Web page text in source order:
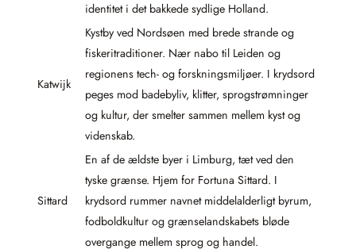
identitet i det bakkede sydlige Holland.
Katwijk
Kystby ved Nordsøen med brede strande og
fiskeritraditioner. Nær nabo til Leiden og
regionens tech- og forskningsmiljøer. I krydsord
peges mod badebyliv, klitter, sprogstrømninger
og kultur, der smelter sammen mellem kyst og
videnskab.
Sittard
En af de ældste byer i Limburg, tæt ved den
tyske grænse. Hjem for Fortuna Sittard. I
krydsord rummer navnet middelalderligt byrum,
fodboldkultur og grænselandskabets bløde
overgange mellem sprog og handel.